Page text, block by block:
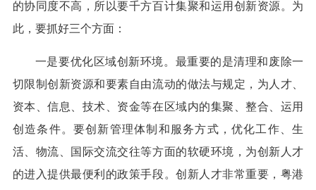
的协同度不高，所以要千方百计集聚和运用创新资源。为
此，要抓好三个方面：
一是要优化区域创新环境。最重要的是清理和废除一
切限制创新资源和要素自由流动的做法与规定，为人才、
资本、信息、技术、资金等在区域内的集聚、整合、运用
创造条件。要创新管理体制和服务方式，优化工作、生
活、物流、国际交流交往等方面的软硬环境，为创新人才
的进入提供最便利的政策手段。创新人才非常重要，粤港